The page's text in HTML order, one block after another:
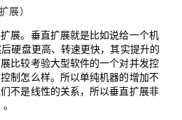
展）
展。垂直扩展就是比如说给一个机
硬盘更高、转速更快，其实提升的
比较考验大型软件的一个对并发控
制怎么样。所以单纯机器的增加不
不是线性的关系，所以垂直扩展非